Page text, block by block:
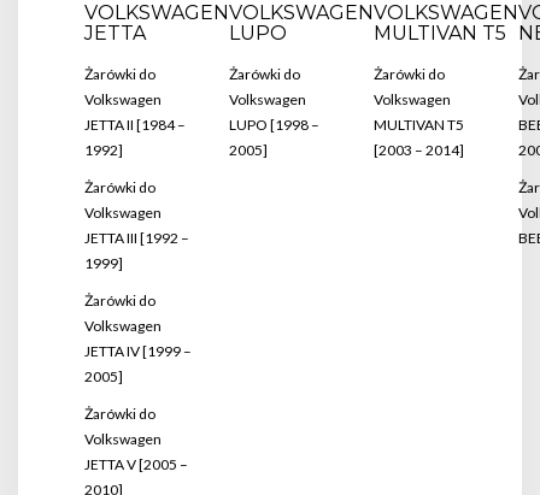
VOLKSWAGEN
JETTA
Żarówki do
Volkswagen
JETTA II [1984 –
1992]
Żarówki do
Volkswagen
JETTA III [1992 –
1999]
Żarówki do
Volkswagen
JETTA IV [1999 –
2005]
Żarówki do
Volkswagen
JETTA V [2005 –
2010]
VOLKSWAGEN
LUPO
Żarówki do
Volkswagen
LUPO [1998 –
2005]
VOLKSWAGEN
MULTIVAN T5
Żarówki do
Volkswagen
MULTIVAN T5
[2003 – 2014]